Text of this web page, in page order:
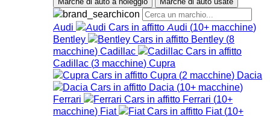
Audi Audi (10+ macchine)
Bentley
Bentley (8
macchine) Cadillac
Cadillac (3 macchine) Cupra
Cupra (2 macchine) Dacia
Dacia (10+ macchine)
Ferrari
Ferrari (10+
macchine) Fiat Fiat (10+